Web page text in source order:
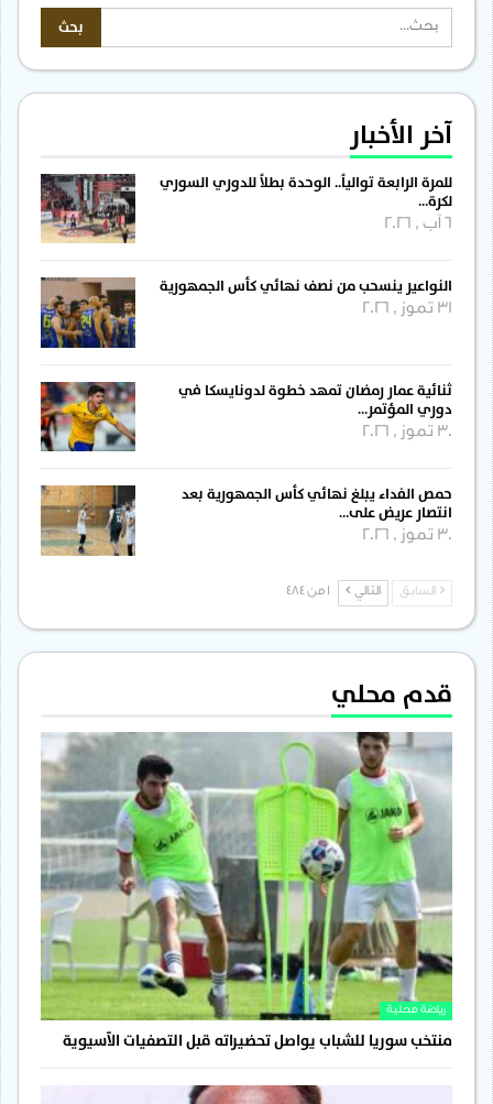
آخر الأخبار
للمرة الرابعة توالياً.. الوحدة بطلاً للدوري السوري
لكرة…
النواعير ينسحب من نصف نهائي كأس الجمهورية
31 تموز , 2026
ثنائية عمار رمضان تمهد خطوة لدونايسكا في
دوري المؤتمر…
30 تموز , 2026
حمص الفداء يبلغ نهائي كأس الجمهورية بعد
انتصار عريض على…
30 تموز , 2026
السابق التالي
قدم محلي
رياضة محلية
منتخب سوريا للشباب يواصل تحضيراته قبل التصفيات الآسيوية